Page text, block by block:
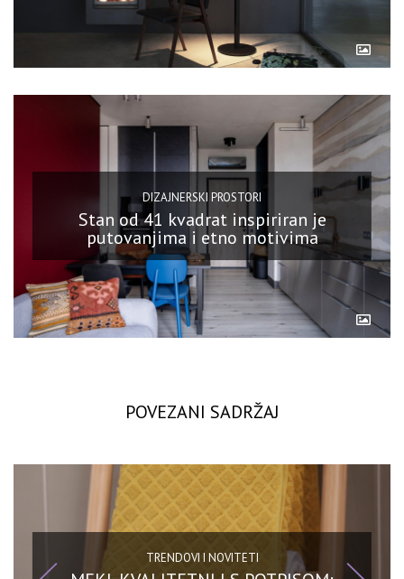
DIZAJNERSKI PROSTORI
Stan od 41 kvadrat inspiriran je
putovanjima i etno motivima
POVEZANI SADRŽAJ
TRENDOVI I NOVITETI